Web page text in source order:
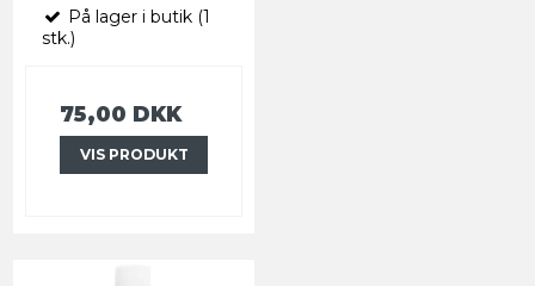
På lager i butik (1
stk.)
75,00 DKK
VIS PRODUKT